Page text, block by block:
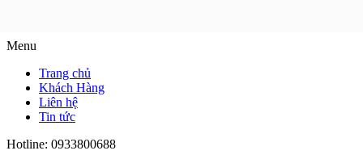
Menu
Trang chủ
Khách Hàng
Liên hệ
Tin tức
Hotline: 0933800688